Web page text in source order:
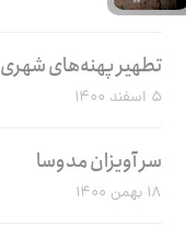
تطهیر پهنه‌های شهری
۵ اسفند ۱۴۰۰
سر آویزان مدوسا
۱۸ بهمن ۱۴۰۰